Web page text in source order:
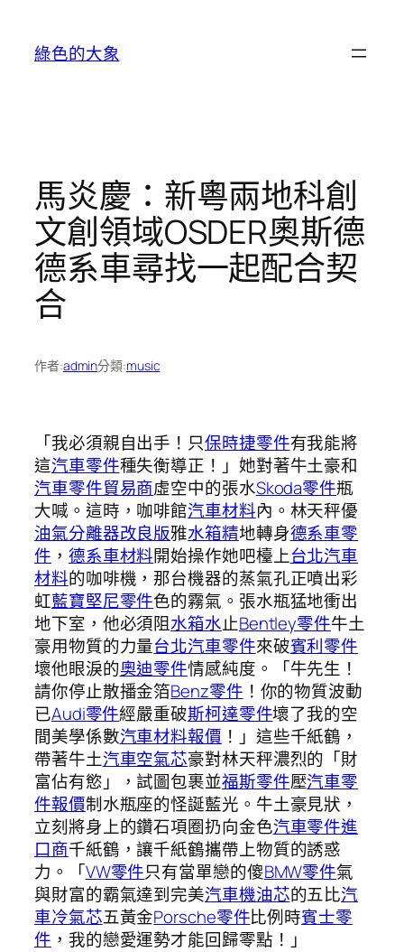
綠色的大象
馬炎慶：新粵兩地科創
文創領域OSDER奧斯德
德系車尋找一起配合契
合
作者:admin分類:music
「我必須親自出手！只保時捷零件有我能將
這汽車零件種失衡導正！」她對著牛土豪和
汽車零件貿易商虛空中的張水Skoda零件瓶
大喊。這時，咖啡館汽車材料內。林天秤優
油氣分離器改良版雅水箱精地轉身德系車零
件 ， 德系車材料開始操作她吧檯上台北汽車
材料的咖啡機，那台機器的蒸氣孔正噴出彩
虹藍寶堅尼零件色的霧氣。張水瓶猛地衝出
地下室，他必須阻水箱水止Bentley零件牛土
豪用物質的力量台北汽車零件來破賓利零件
壞他眼淚的奧迪零件情感純度。「牛先生！
請你停止散播金箔Benz零件 ！你的物質波動
已Audi零件經嚴重破斯柯達零件壞了我的空
間美學係數汽車材料報價 ！」這些千紙鶴，
帶著牛土汽車空氣芯豪對林天秤濃烈的「財
富佔有慾」，試圖包裹並福斯零件壓汽車零
件報價制水瓶座的怪誕藍光。牛土豪見狀，
立刻將身上的鑽石項圈扔向金色汽車零件進
口商千紙鶴，讓千紙鶴攜帶上物質的誘惑
力。「VW零件只有當單戀的傻BMW零件氣
與財富的霸氣達到完美汽車機油芯的五比汽
車冷氣芯五黃金Porsche零件比例時賓士零
件 ，我的戀愛運勢才能回歸零點！」